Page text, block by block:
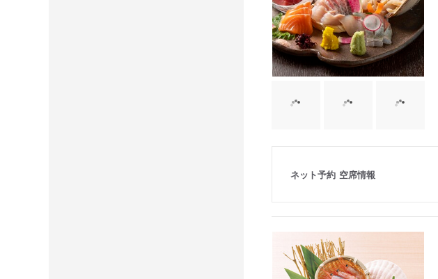
ネット予約 空席情報